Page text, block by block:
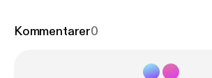
Kommentarer0